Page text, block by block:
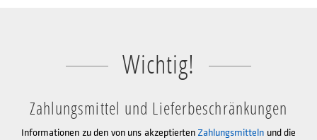
Wichtig!
Zahlungsmittel und Lieferbeschränkungen
Informationen zu den von uns akzeptierten Zahlungsmitteln und die